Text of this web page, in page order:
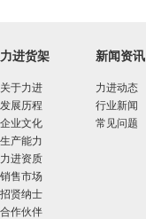
力进货架
关于力进
发展历程
企业文化
生产能力
力进资质
销售市场
招贤纳士
合作伙伴
新闻资讯
力进动态
行业新闻
常见问题